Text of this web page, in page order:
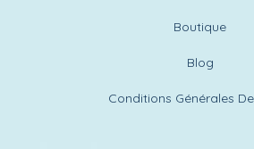
Boutique
Blog
Conditions Générales